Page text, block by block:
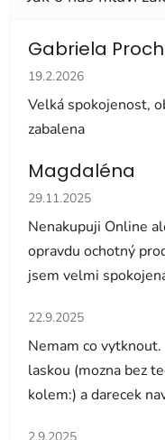
Gabriela
Hodnocení obchodu
19.2.2026
Velká spokojenost,
zabalena
Magdaléna
Hodnocení obchodu
29.11.2025
Nenakupuji Online
opravdu ochotný
jsem velmi
Hodnocení obchodu
22.9.2025
Nemam co
laskou (mozna bez
kolem:) a darecek
Hodnocení obchodu